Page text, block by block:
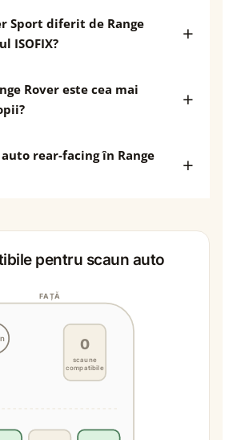
Sport diferit de Range
ISOFIX?
Rover este cea mai
rear-facing în Range
pentru scaun auto
FAȚĂ
0
scaune
compatibile